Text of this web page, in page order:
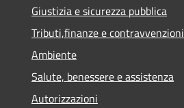
Giustizia e sicurezza pubblica
Tributi,finanze e contravvenzioni
Ambiente
Salute, benessere e assistenza
Autorizzazioni